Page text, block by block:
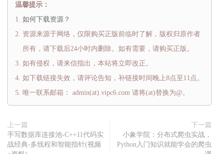
温馨提示：
如何下载资源？
资源来源于网络，仅限购买正版前临时了解，版权归原作者
所有，请下载后24小时内删除。如有需要，请购买正版。
如有侵权，请来信指出，本站将立即改正。
如下载链接失效，请评论告知，补链接时间晚上8点至11点。
唯一联系邮箱： admin(at).vipc6.com 请将(at)替换为@。
上一篇
手写数据库连接池-C++11代码实
战经典-多线程和智能指针(视频
下一篇
小象学院：分布式爬虫实战，
Python入门知识就能学会的爬虫